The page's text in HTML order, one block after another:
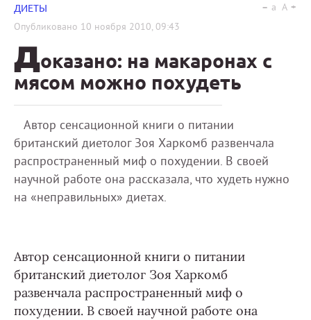
ДИЕТЫ
Опубликовано 10 ноября 2010, 09:43
a A
Доказано: на макаронах с
мясом можно похудеть
Автор сенсационной книги о питании
британский диетолог Зоя Харкомб развенчала
распространенный миф о похудении. В своей
научной работе она рассказала, что худеть нужно
на «неправильных» диетах.
Автор сенсационной книги о питании
британский диетолог Зоя Харкомб
развенчала распространенный миф о
похудении. В своей научной работе она